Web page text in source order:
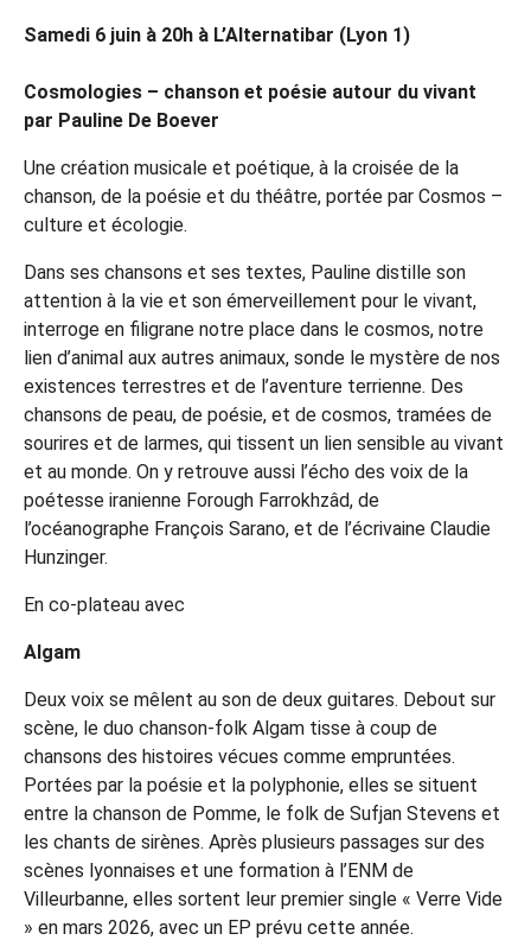
Samedi 6 juin à 20h à L’Alternatibar (Lyon 1)
Cosmologies – chanson et poésie autour du vivant
par Pauline De Boever
Une création musicale et poétique, à la croisée de la
chanson, de la poésie et du théâtre, portée par Cosmos –
culture et écologie.
Dans ses chansons et ses textes, Pauline distille son
attention à la vie et son émerveillement pour le vivant,
interroge en filigrane notre place dans le cosmos, notre
lien d’animal aux autres animaux, sonde le mystère de nos
existences terrestres et de l’aventure terrienne. Des
chansons de peau, de poésie, et de cosmos, tramées de
sourires et de larmes, qui tissent un lien sensible au vivant
et au monde. On y retrouve aussi l’écho des voix de la
poétesse iranienne Forough Farrokhzâd, de
l’océanographe François Sarano, et de l’écrivaine Claudie
Hunzinger.
En co-plateau avec
Algam
Deux voix se mêlent au son de deux guitares. Debout sur
scène, le duo chanson-folk Algam tisse à coup de
chansons des histoires vécues comme empruntées.
Portées par la poésie et la polyphonie, elles se situent
entre la chanson de Pomme, le folk de Sufjan Stevens et
les chants de sirènes. Après plusieurs passages sur des
scènes lyonnaises et une formation à l’ENM de
Villeurbanne, elles sortent leur premier single « Verre Vide
» en mars 2026, avec un EP prévu cette année.